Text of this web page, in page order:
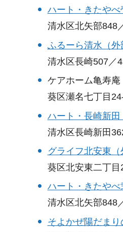
ハート・きたや
清水区北矢部848
ふるーら清水（外
清水区長崎507／
ケアホーム亀寿庵
葵区瀬名七丁目
ハート・長崎新田
清水区長崎新田
グライフ北安東（
葵区北安東二丁
ハート・きたやべ
清水区北矢部848
そよかぜ陽だまり